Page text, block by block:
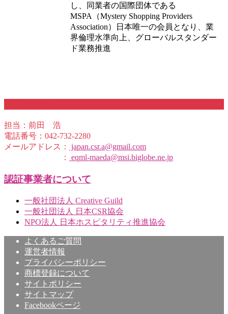
し、同業者の国際団体である
MSPA（Mystery Shopping Providers
Association）日本唯一の会員となり、業
界倫理水準向上、グローバルスタンダー
ド業務推進
担当：前田 浩
電話番号：042-732-2280
メールアドレス：
japan.csr.a@gmail.com
：
eqml-maeda@msi.biglobe.ne.jp
認証事業者について
一般社団法人 Creative Guild
一般社団法人 日本CSR協会
NPO法人 日本ホスピタリティ推進協会
よくあるご質問
運営者情報
プライバシーポリシー
商標登録について
サイトポリシー
サイトマップ
Facebookページ